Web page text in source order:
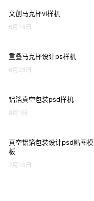
文创马克杯vi样机
6月14日
重叠马克杯设计ps样机
6月28日
铝箔真空包装psd样机
8月1日
真空铝箔包装设计psd贴图模
板
7月14日